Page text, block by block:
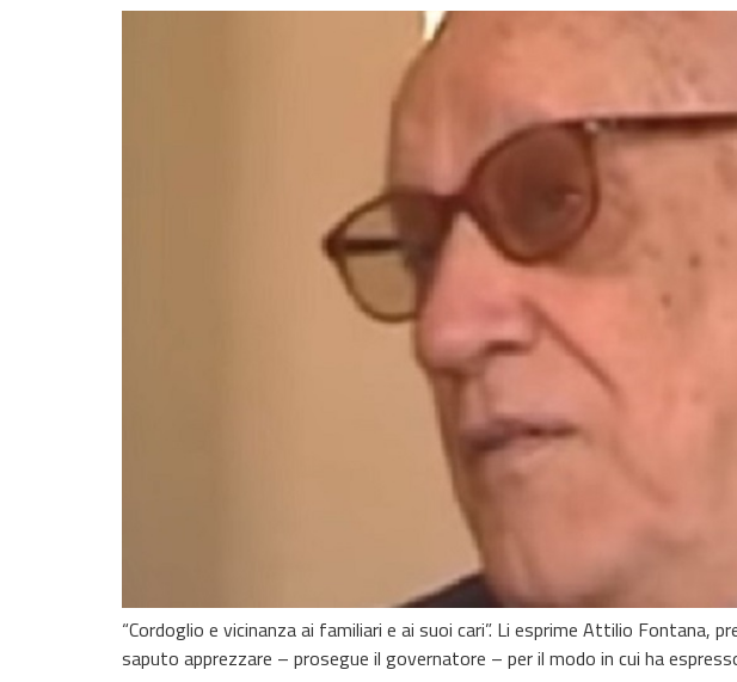
“Cordoglio e vicinanza ai familiari e ai suoi cari”. Li esprime Attilio Fontana,
saputo apprezzare – prosegue il governatore – per il modo in cui ha